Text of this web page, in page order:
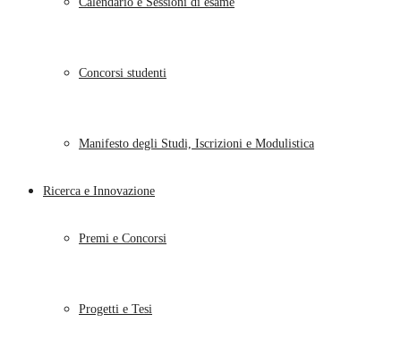
Concorsi studenti
Manifesto degli Studi, Iscrizioni e Modulistica
Ricerca e Innovazione
Premi e Concorsi
Progetti e Tesi